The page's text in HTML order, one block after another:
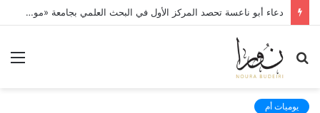
دعاء أبو ناعسة تحصد المركز الأول في البحث العلمي بجامعة «مونستر» الألمانية
بحث
عن
يوميات أم